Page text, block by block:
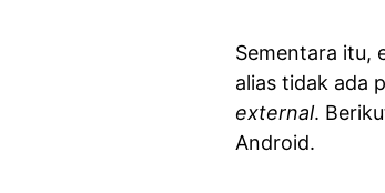
Sementara itu,
alias tidak ada
external.
Android.